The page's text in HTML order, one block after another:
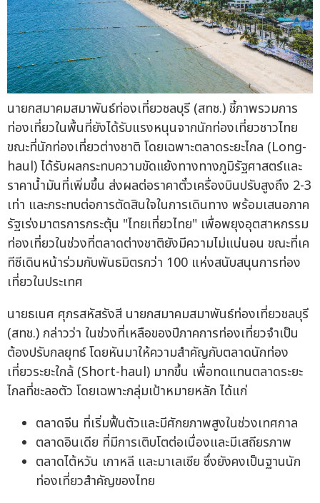
นายกสมาคมสมาพันธ์ท่องเที่ยวชลบุรี (สทช.) ชี้ภาพรวมการ
ท่องเที่ยวในพื้นที่ยังได้รับแรงหนุนจากนักท่องเที่ยวชาวไทย
ขณะที่นักท่องเที่ยวต่างชาติ โดยเฉพาะตลาดระยะไกล (Long-
haul) ได้รับผลกระทบความขัดแย้งทางทางภูมิรัฐศาสตร์และ
ราคาน้ำมันที่เพิ่มขึ้น ส่งผลต่อราคาตั๋วเครื่องบินปรับสูงถึง 2-3
เท่า และกระทบต่อการตัดสินใจในการเดินทาง พร้อมเสนอภาค
รัฐเร่งมาตรการกระตุ้น "ไทยเที่ยวไทย" เพื่อพยุงอุตสาหกรรม
ท่องเที่ยวในช่วงที่ตลาดต่างชาติยังมีความไม่แน่นอน ขณะที่เค
ทีซีเดินหน้าร่วมกับพันธมิตรกว่า 100 แห่งสนับสนุนการท่อง
เที่ยวในประเทศ
นายธเนศ ศุภรสหัสรังสี นายกสมาคมสมาพันธ์ท่องเที่ยวชลบุรี
(สทช.) กล่าวว่า ในช่วงที่เหลือของปีภาคการท่องเที่ยวจำเป็น
ต้องปรับกลยุทธ์ โดยหันมาให้ความสำคัญกับตลาดนักท่อง
เที่ยวระยะใกล้ (Short-haul) มากขึ้น เพื่อทดแทนตลาดระยะ
ไกลที่ชะลอตัว โดยเฉพาะกลุ่มเป้าหมายหลัก ได้แก่
ตลาดจีน ที่เริ่มฟื้นตัวและมีศักยภาพสูงในช่วงเทศกาล
ตลาดอินเดีย ที่มีการเติบโตต่อเนื่องและมีเสถียรภาพ
ตลาดไต้หวัน เกาหลี และมาเลเซีย ซึ่งยังคงเป็นฐานนัก
ท่องเที่ยวสำคัญของไทย